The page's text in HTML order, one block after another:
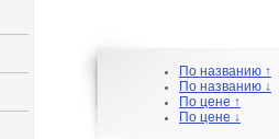
По названию ↑
По названию ↓
По цене ↑
По цене ↓